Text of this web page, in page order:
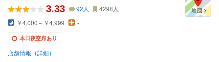
3.33 92 人 4298 人
￥4,000～￥4,999 -
本日夜空席あり
店舗情報（詳細）